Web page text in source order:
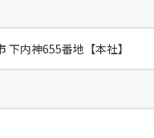
下内神655番地【本社】